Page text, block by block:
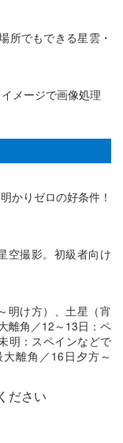
所でもできる星雲・
メージで画像処理
かりゼロの好条件！
空撮影。初級者向け
明け方）、土星（宵
離角／12～13日：ペ
明：スペインなどで
離角／16日夕方～
ださい